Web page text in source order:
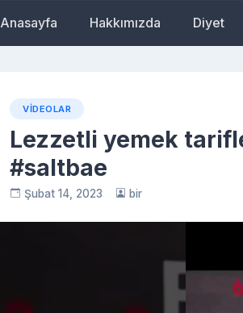
Anasayfa Hakkımızda Diyet
VIDEOLAR
Lezzetli yemek
#saltbae
Şubat 14, 2023 bir